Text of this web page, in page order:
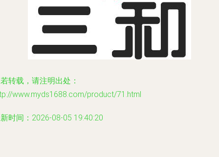
转载，请注明出处：
www.myds1688.com/product/71.html
时间：2026-08-05 19:40:20